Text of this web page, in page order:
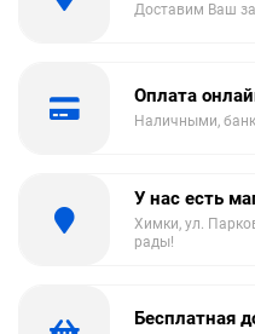
Доставим Ваш
Оплата
Наличными,
У нас есть
Химки, ул.
рады!
Бесплатная